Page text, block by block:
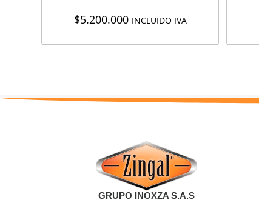
$5.200.000 INCLUIDO IVA
GRUPO INOXZA S.A.S